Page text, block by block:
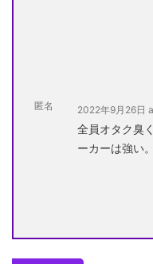
匿名 2022年9月26日
全員オタク臭
ーカーは強い。